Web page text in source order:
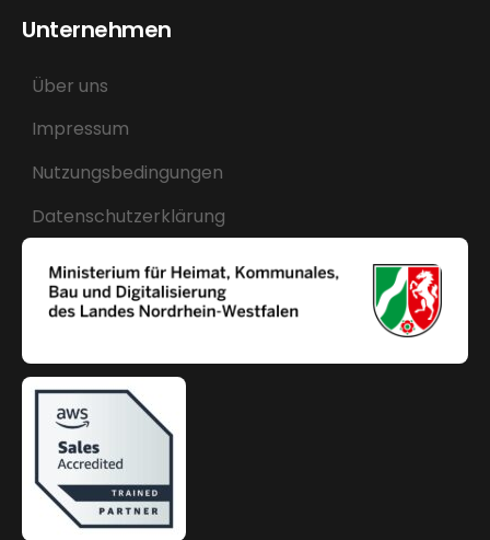
Unternehmen
Über uns
Impressum
Nutzungsbedingungen
Datenschutzerklärung